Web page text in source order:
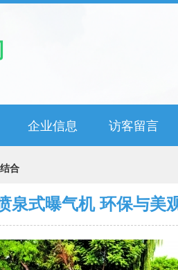
企业信息 访客留言
合
泉式曝气机 环保与美